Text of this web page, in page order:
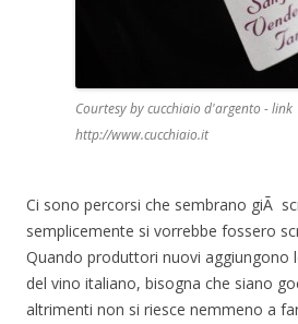
Courtesy by cucchiaio d'argento - link
http://www.cucchiaio.it
Ci sono percorsi che sembrano giÃ
semplicemente si vorrebbe fossero
Quando produttori nuovi aggiungono
del vino italiano, bisogna che siano
altrimenti non si riesce nemmeno a